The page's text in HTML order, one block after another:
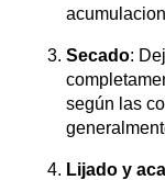
Secado:
según las
Lijado y